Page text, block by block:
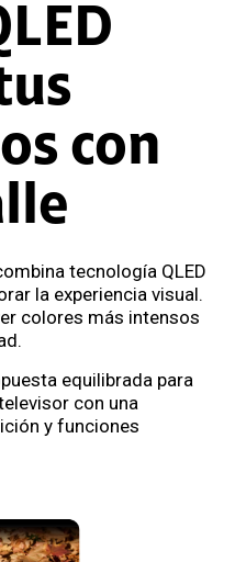
con
tecnología QLED
la experiencia visual.
colores más intensos
equilibrada para
con una
y funciones